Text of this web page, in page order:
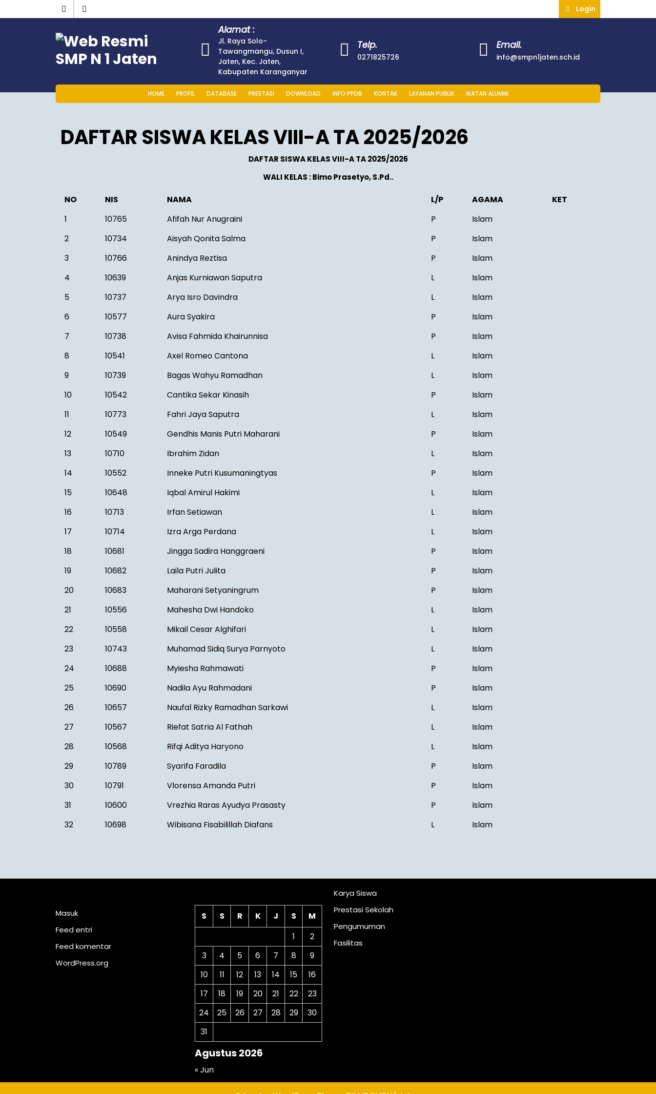
Login
Alamat :
Jl. Raya Solo-
Tawangmangu, Dusun I,
Jaten, Kec. Jaten,
Kabupaten Karanganyar
Telp.
0271825726
Email.
info@smpn1jaten.sch.id
HOME PROFIL DATABASE PRESTASI DOWNLOAD INFO PPDB KONTAK LAYANAN PUBLIK IKATAN ALUMNI
DAFTAR SISWA KELAS VIII-A TA 2025/2026
DAFTAR SISWA KELAS VIII-A TA 2025/2026
WALI KELAS : Bimo Prasetyo, S.Pd..
NO NIS NAMA L/P AGAMA
KET
1
10765 Afifah Nur Anugraini P
Islam
2
10734 Aisyah Qonita Salma P
Islam
3
10766 Anindya Reztisa P
Islam
4
10639 Anjas Kurniawan Saputra L
Islam
5
10737 Arya Isro Davindra L
Islam
6
10577 Aura Syakira P
Islam
7
10738 Avisa Fahmida Khairunnisa P
Islam
8
10541 Axel Romeo Cantona L
Islam
9
10739 Bagas Wahyu Ramadhan L
Islam
10
10542 Cantika Sekar Kinasih P
Islam
11
10773 Fahri Jaya Saputra L
Islam
12
10549 Gendhis Manis Putri Maharani P
Islam
13
10710 Ibrahim Zidan L
Islam
14
10552 Inneke Putri Kusumaningtyas P
Islam
15
10648 Iqbal Amirul Hakimi L
Islam
16
10713 Irfan Setiawan L
Islam
17
10714 Izra Arga Perdana L
Islam
18
10681 Jingga Sadira Hanggraeni P
Islam
19
10682 Laila Putri Julita P
Islam
20
10683 Maharani Setyaningrum P
Islam
21
10556 Mahesha Dwi Handoko L
Islam
22
10558 Mikail Cesar Alghifari L
Islam
23
10743 Muhamad Sidiq Surya Parnyoto L
Islam
24
10688 Myiesha Rahmawati P
Islam
25
10690 Nadila Ayu Rahmadani P
Islam
26
10657 Naufal Rizky Ramadhan Sarkawi L
Islam
27
10567 Riefat Satria Al Fathah L
Islam
28
10568 Rifqi Aditya Haryono L
Islam
29
10789 Syarifa Faradila P
Islam
30
10791 Vlorensa Amanda Putri P
Islam
31
10600 Vrezhia Raras Ayudya Prasasty P
Islam
32
10698 Wibisana Fisabilillah Diafans L Islam
Masuk
Feed entri
Feed komentar
WordPress.org
Agustus 2026
S S R K J S
M
1
2
3
4 5 6 7 8
9
10
11 12 13 14 15
16
17
18 19 20 21 22
23
24
25 26 27 28 29
30
31
« Jun
Karya Siswa
Prestasi Sekolah
Pengumuman
Fasilitas